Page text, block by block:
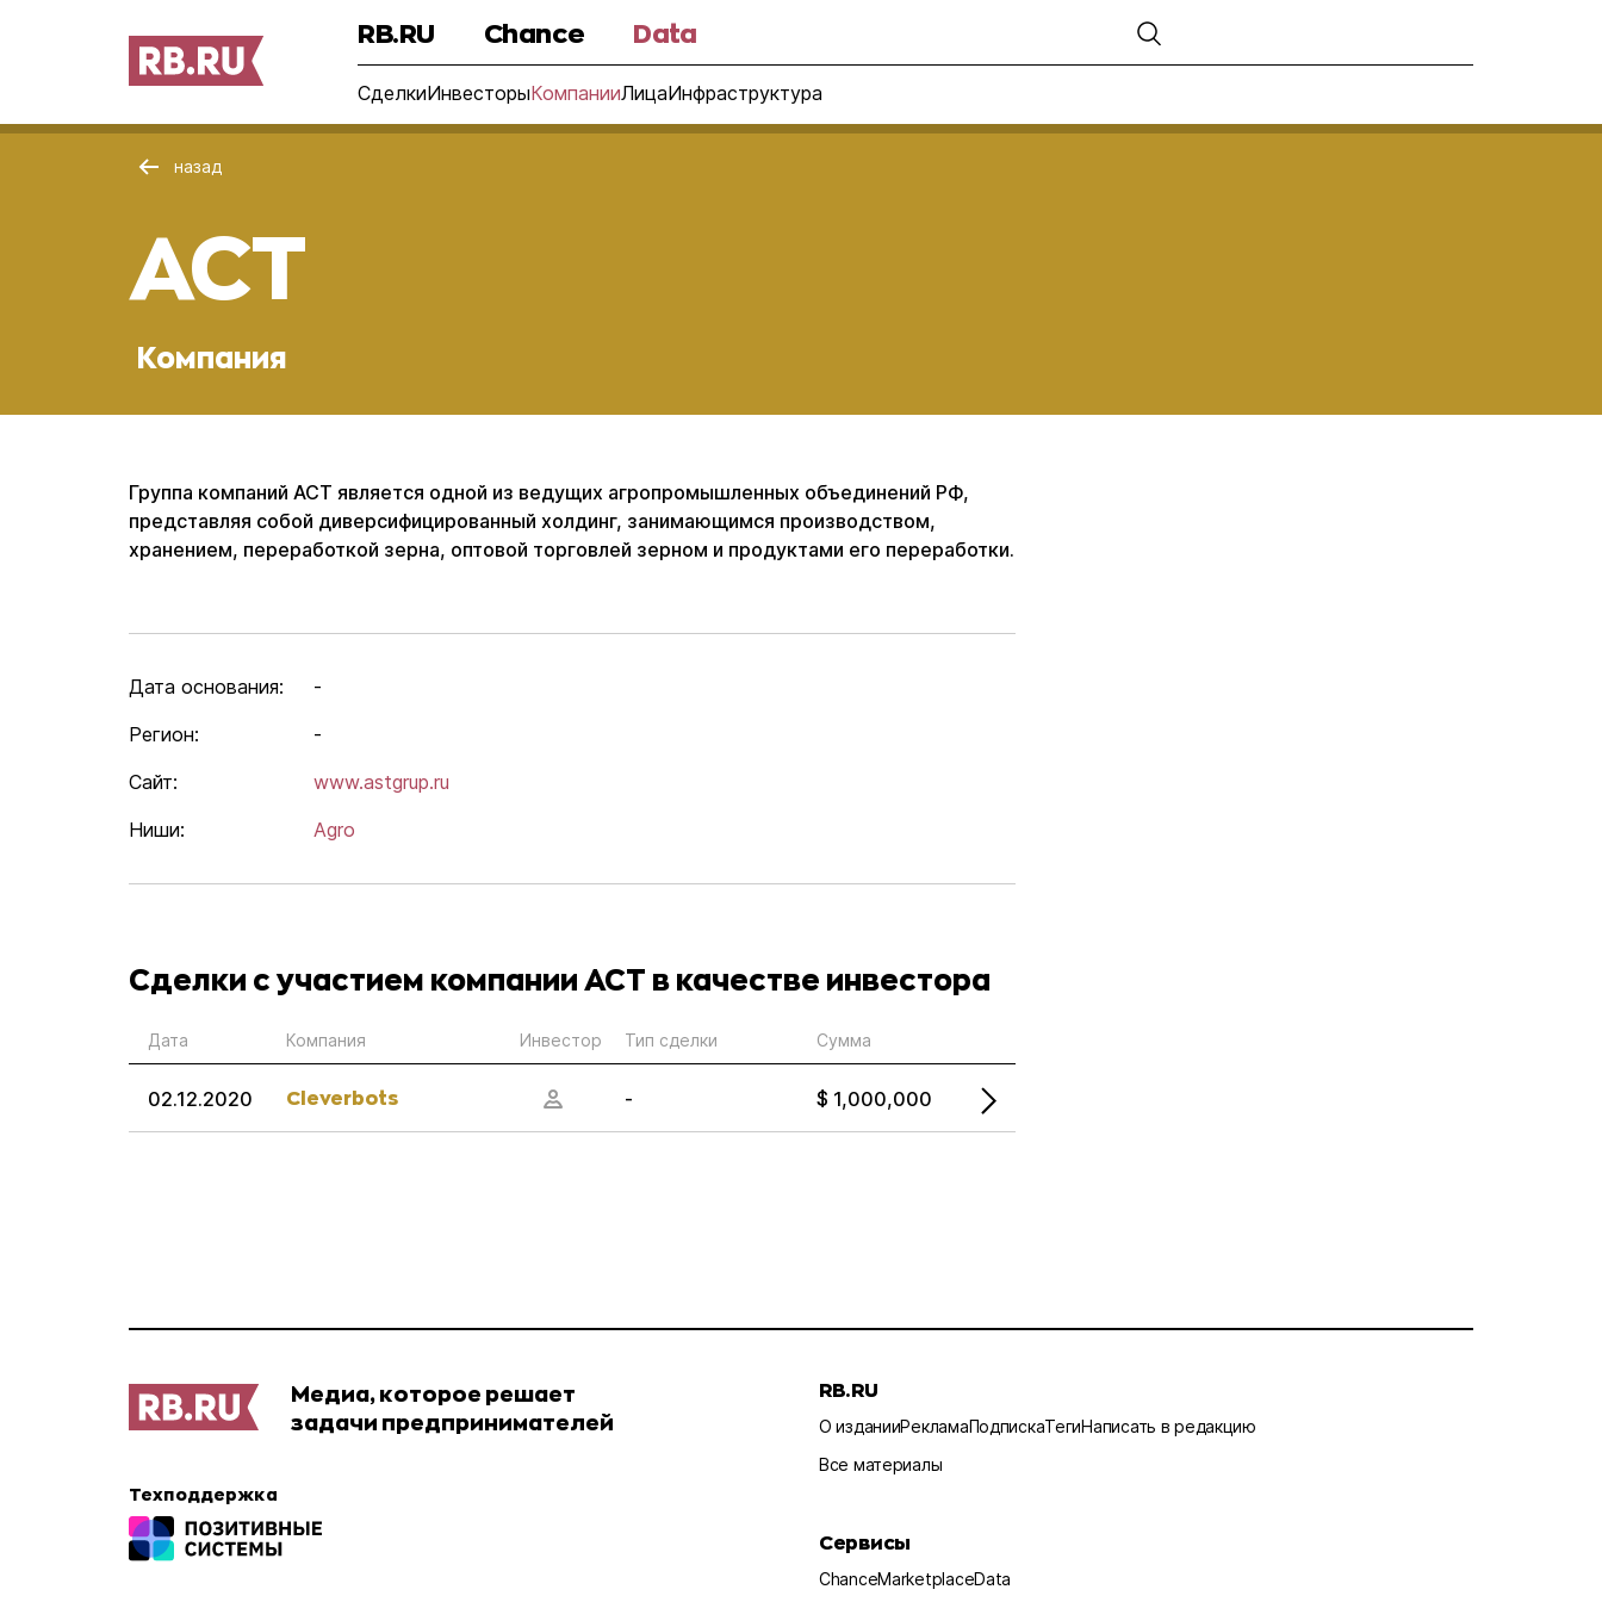
RB.RU Chance Data
СделкиИнвесторыКомпанииЛицаИнфраструктура
назад
АСТ
Компания
Группа компаний АСТ является одной из ведущих агропромышленных объединений РФ,
представляя собой диверсифицированный холдинг, занимающимся производством,
хранением, переработкой зерна, оптовой торговлей зерном и продуктами его переработки.
Дата основания:
-
Регион:
-
Сайт:
www.astgrup.ru
Ниши:
Agro
Сделки с участием компании АСТ в качестве инвестора
Дата Компания Инвестор Тип сделки Сумма
02.12.2020 Cleverbots - $ 1,000,000
Медиа, которое решает
задачи предпринимателей
Техподдержка
RB.RU
О изданииРекламаПодпискаТегиНаписать в редакцию
Все материалы
Сервисы
ChanceMarketplaceData